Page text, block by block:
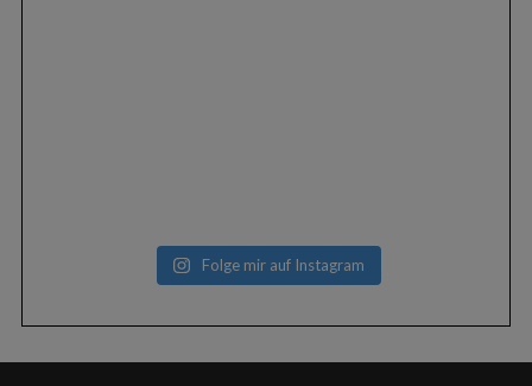
Folge mir auf Instagram